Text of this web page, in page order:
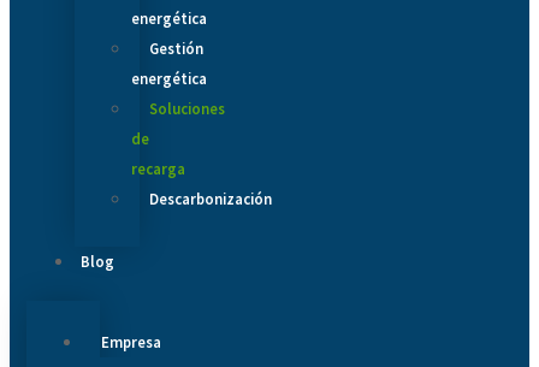
energética
Gestión
energética
Soluciones
de
recarga
Descarbonización
Blog
Empresa